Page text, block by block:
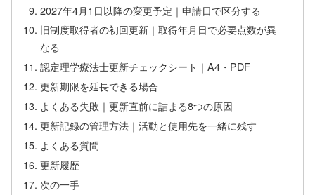
2027年4月1日以降の変更予定｜申請日で区分する
旧制度取得者の初回更新｜取得年月日で必要点数が異
なる
認定理学療法士更新チェックシート｜A4・PDF
更新期限を延長できる場合
よくある失敗｜更新直前に詰まる8つの原因
更新記録の管理方法｜活動と使用先を一緒に残す
よくある質問
更新履歴
次の一手